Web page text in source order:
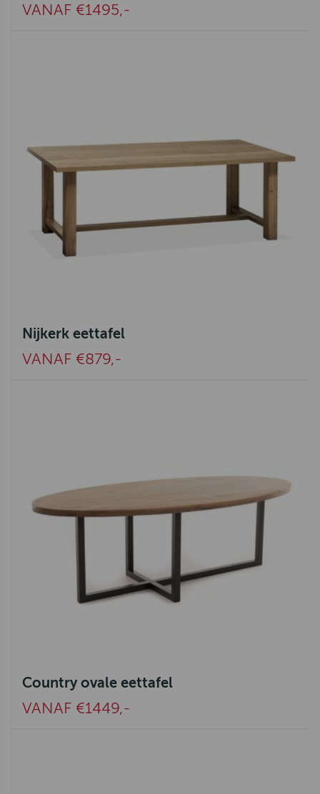
VANAF €1495,-
Nijkerk eettafel
VANAF €879,-
Country ovale eettafel
VANAF €1449,-